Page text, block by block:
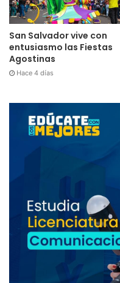
San Salvador vive con
entusiasmo las Fiestas
Agostinas
Hace 4 días